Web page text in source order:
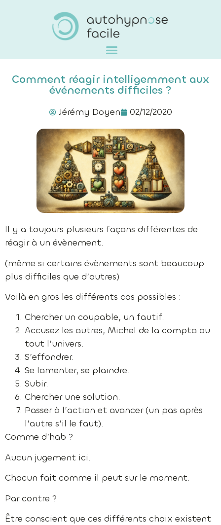
Comment réagir intelligemment aux
événements difficiles ?
Jérémy Doyen 02/12/2020
Il y a toujours plusieurs façons différentes de
réagir à un évènement.
(même si certains évènements sont beaucoup
plus difficiles que d’autres)
Voilà en gros les différents cas possibles :
Chercher un coupable, un fautif.
Accusez les autres, Michel de la compta ou
tout l’univers.
S’effondrer.
Se lamenter, se plaindre.
Subir.
Chercher une solution.
Passer à l’action et avancer (un pas après
l’autre s’il le faut).
Comme d’hab ?
Aucun jugement ici.
Chacun fait comme il peut sur le moment.
Par contre ?
Être conscient que ces différents choix existent